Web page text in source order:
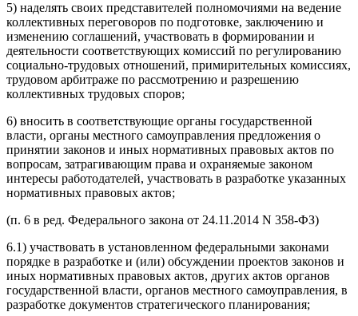
5) наделять своих представителей полномочиями на ведение
коллективных переговоров по подготовке, заключению и
изменению соглашений, участвовать в формировании и
деятельности соответствующих комиссий по регулированию
социально-трудовых отношений, примирительных комиссиях,
трудовом арбитраже по рассмотрению и разрешению
коллективных трудовых споров;
6) вносить в соответствующие органы государственной
власти, органы местного самоуправления предложения о
принятии законов и иных нормативных правовых актов по
вопросам, затрагивающим права и охраняемые законом
интересы работодателей, участвовать в разработке указанных
нормативных правовых актов;
(п. 6 в ред. Федерального закона от 24.11.2014 N 358-ФЗ)
6.1) участвовать в установленном федеральными законами
порядке в разработке и (или) обсуждении проектов законов и
иных нормативных правовых актов, других актов органов
государственной власти, органов местного самоуправления, в
разработке документов стратегического планирования;